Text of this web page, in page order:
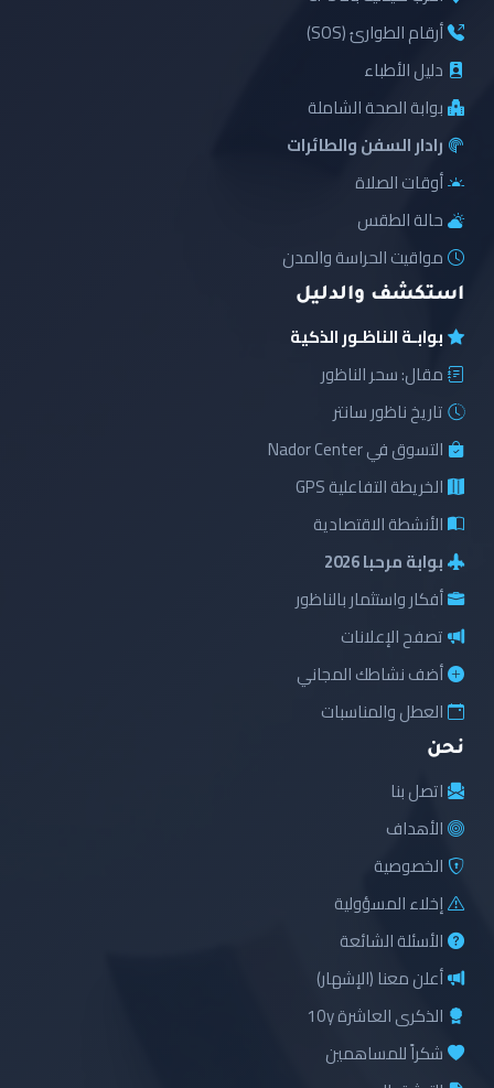
أرقام الطوارئ (SOS)
دليل الأطباء
بوابة الصحة الشاملة
رادار السفن والطائرات
أوقات الصلاة
حالة الطقس
مواقيت الحراسة والمدن
استكشف والدليل
بوابـة الناظـور الذكية
مقال: سحر الناظور
تاريخ ناظور سانتر
التسوق في Nador Center
الخريطة التفاعلية GPS
الأنشطة الاقتصادية
بوابة مرحبا 2026
أفكار واستثمار بالناظور
تصفح الإعلانات
أضف نشاطك المجاني
العطل والمناسبات
نحن
اتصل بنا
الأهداف
الخصوصية
إخلاء المسؤولية
الأسئلة الشائعة
أعلن معنا (الإشهار)
الذكرى العاشرة 10y
شكراً للمساهمين